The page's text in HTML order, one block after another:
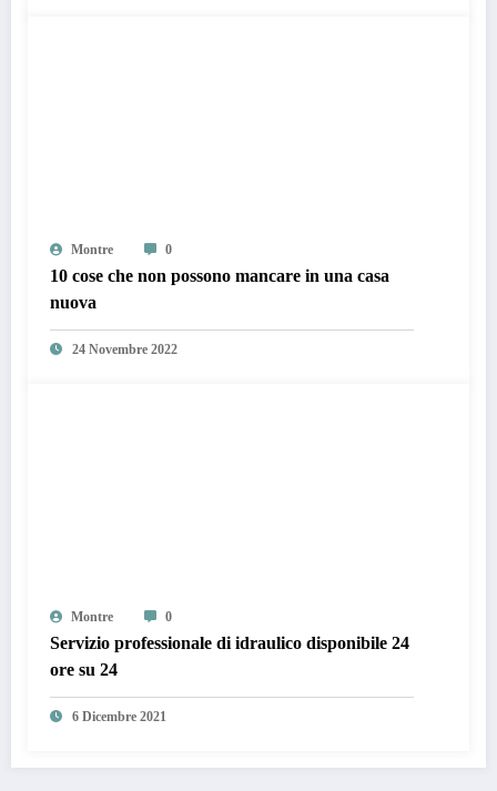
Montre 0
10 cose che non possono mancare in una casa
nuova
24 Novembre 2022
Montre 0
Servizio professionale di idraulico disponibile 24
ore su 24
6 Dicembre 2021